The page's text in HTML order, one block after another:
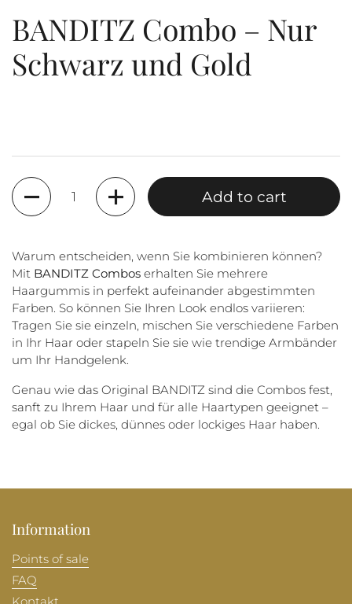
BANDITZ Combo – Nur
Schwarz und Gold
Quantity
Add to cart
Warum entscheiden, wenn Sie kombinieren können?
Mit BANDITZ Combos erhalten Sie mehrere
Haargummis in perfekt aufeinander abgestimmten
Farben. So können Sie Ihren Look endlos variieren:
Tragen Sie sie einzeln, mischen Sie verschiedene Farben
in Ihr Haar oder stapeln Sie sie wie trendige Armbänder
um Ihr Handgelenk.
Genau wie das Original BANDITZ sind die Combos fest,
sanft zu Ihrem Haar und für alle Haartypen geeignet –
egal ob Sie dickes, dünnes oder lockiges Haar haben.
Information
Points of sale
FAQ